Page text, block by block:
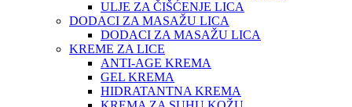
ULJE ZA ČIŠĆENJE LICA
DODACI ZA MASAŽU LICA
DODACI ZA MASAŽU LICA
KREME ZA LICE
ANTI-AGE KREMA
GEL KREMA
HIDRATANTNA KREMA